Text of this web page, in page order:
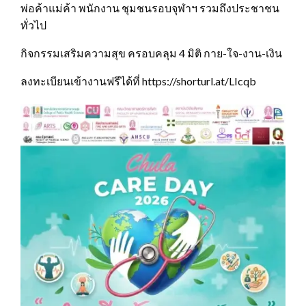
พ่อค้าแม่ค้า พนักงาน ชุมชนรอบจุฬาฯ รวมถึงประชาชน
ทั่วไป
กิจกรรมเสริมความสุข ครอบคลุม 4 มิติ กาย-ใจ-งาน-เงิน
ลงทะเบียนเข้างานฟรีได้ที่ https://shorturl.at/LIcqb